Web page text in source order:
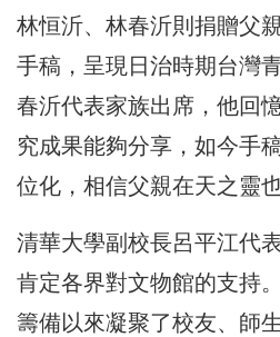
林恒沂、林春沂則捐贈父
手稿，呈現日治時期台灣
春沂代表家族出席，他回
究成果能夠分享，如今手
位化，相信父親在天之靈
清華大學副校長呂平江代
肯定各界對文物館的支持
籌備以來凝聚了校友、師